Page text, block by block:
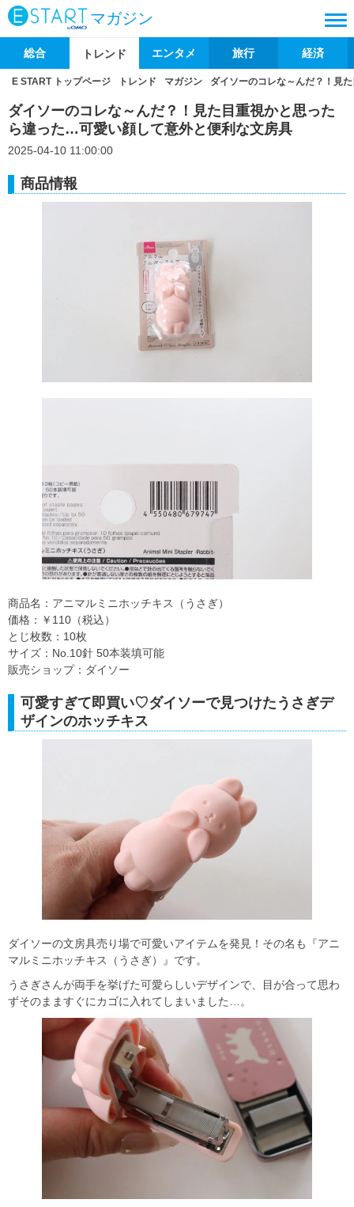
マガジン
総合 トレンド エンタメ 旅行 経済
E START トップページ トレンド マガジン ダイソーのコレな～んだ？！見
ダイソーのコレな～んだ？！見た目重視かと思った
ら違った…可愛い顔して意外と便利な文房具
2025-04-10 11:00:00
商品情報
商品名：アニマルミニホッチキス（うさぎ）
価格：￥110（税込）
とじ枚数：10枚
サイズ：No.10針 50本装填可能
販売ショップ：ダイソー
可愛すぎて即買い♡ダイソーで見つけたうさぎデ
ザインのホッチキス
ダイソーの文房具売り場で可愛いアイテムを発見！その名も『アニ
マルミニホッチキス（うさぎ）』です。
うさぎさんが両手を挙げた可愛らしいデザインで、目が合って思わ
ずそのまますぐにカゴに入れてしまいました…。